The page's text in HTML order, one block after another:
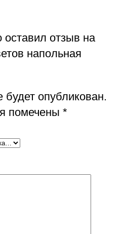
оставил отзыв на
напольная
опубликован.
помечены *